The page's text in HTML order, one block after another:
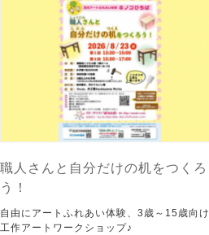
職人さんと自分だけの机をつくろ
う！
自由にアートふれあい体験、3歳～15歳向け
工作アートワークショップ♪